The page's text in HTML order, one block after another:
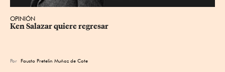
OPINIÓN
Ken Salazar quiere regresar
Por Fausto Pretelin Muñoz de Cote